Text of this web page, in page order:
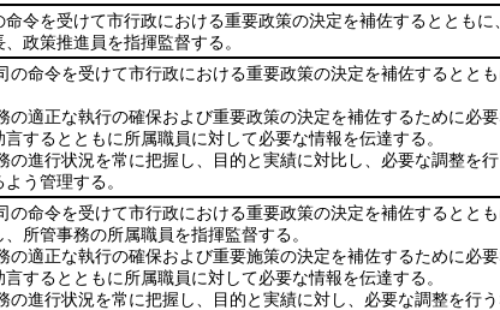
命令を受けて市行政における重要政策の決定を補佐するととも
政策推進員を指揮監督する。
の命令を受けて市行政における重要政策の決定を補佐するとと
の適正な執行の確保および重要政策の決定を補佐するために必
言するとともに所属職員に対して必要な情報を伝達する。
の進行状況を常に把握し、目的と実績に対比し、必要な調整を
う管理する。
の命令を受けて市行政における重要政策の決定を補佐するとと
、所管事務の所属職員を指揮監督する。
の適正な執行の確保および重要施策の決定を補佐するために必
言するとともに所属職員に対して必要な情報を伝達する。
の進行状況を常に把握し、目的と実績に対し、必要な調整を行